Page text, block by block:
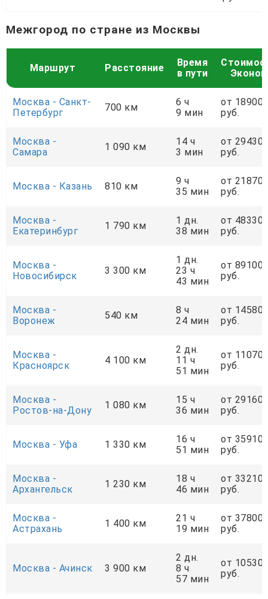
Межгород по стране из Москвы
Маршрут Расстояние
Время
в пути
Эконом
Москва - Санкт-
Петербург
700 км
6 ч
9 мин
от 18900
руб.
Москва -
Самара
1 090 км
14 ч
3 мин
от 29430
руб.
Москва - Казань 810 км
9 ч
35 мин
от 21870
руб.
Москва -
Екатеринбург
1 790 км
1 дн.
38 мин
от 48330
руб.
Москва -
Новосибирск
3 300 км
1 дн.
23 ч
43 мин
от 89100
руб.
Москва -
Воронеж
540 км
8 ч
24 мин
от 14580
руб.
Москва -
Красноярск
4 100 км
2 дн.
11 ч
51 мин
от
руб.
Москва -
Ростов-на-Дону
1 080 км
15 ч
36 мин
от 29160
руб.
Москва - Уфа 1 330 км
16 ч
51 мин
от 35910
руб.
Москва -
Архангельск
1 230 км
18 ч
46 мин
от 33210
руб.
Москва -
Астрахань
1 400 км
21 ч
19 мин
от 37800
руб.
Москва - Ачинск 3 900 км
2 дн.
8 ч
57 мин
от
руб.